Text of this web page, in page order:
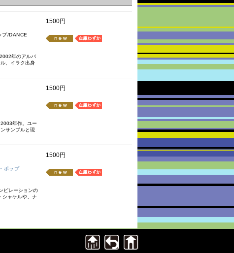
/DANCE
年のアルバ
、イラク出身
1500円
年作。ユー
サンブルと現
1500円
ポップ
ピレーションの
シャケルや、ナ
1500円